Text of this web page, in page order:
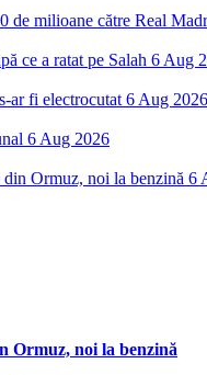
de milioane către Real
ce a ratat pe Salah 6 Aug
ar fi electrocutat 6 Aug 2026
6 Aug 2026
Ormuz, noi la benzină 6
Ormuz, noi la benzină